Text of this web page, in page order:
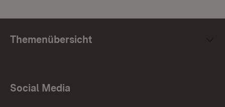
Themenübersicht
Social Media